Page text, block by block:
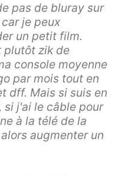
pas de bluray sur
je peux
un petit film.
plutôt zik de
console moyenne
par mois tout en
dff. Mais si suis en
si j'ai le câble pour
à la télé de la
augmenter un